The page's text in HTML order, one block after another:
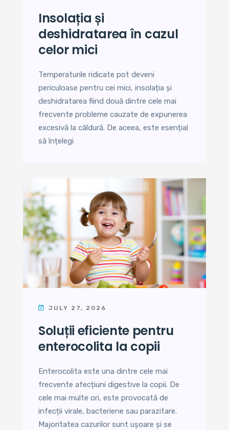
insolația și
deshidratarea în cazul
celor mici
Temperaturile ridicate pot deveni
periculoase pentru cei mici, insolația și
deshidratarea fiind două dintre cele mai
frecvente probleme cauzate de expunerea
excesivă la căldură. De aceea, este esențial
să înțelegi
JULY 27, 2026
soluții eficiente pentru
enterocolita la copii
Enterocolita este una dintre cele mai
frecvente afecțiuni digestive la copii. De
cele mai multe ori, este provocată de
infecții virale, bacteriene sau parazitare.
Majoritatea cazurilor sunt ușoare și se